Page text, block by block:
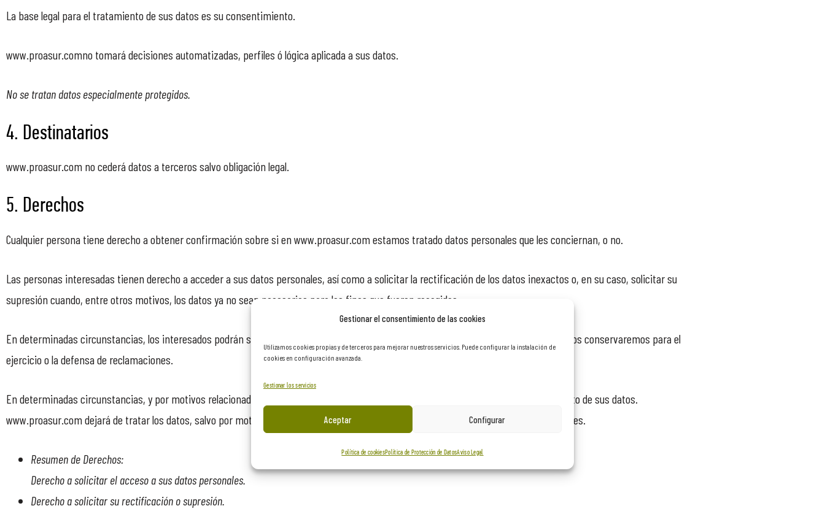
Gestionar el consentimiento de las cookies
Utilizamos cookies propias y de terceros para mejorar nuestros servicios. Puede configurar la instalación de
cookies en configuración avanzada.
Gestionar los servicios
Aceptar Configurar
Política de cookiesPolítica de Protección de DatosAviso Legal
La base legal para el tratamiento de sus datos es su consentimiento.
www.proasur.comno tomará decisiones automatizadas, perfiles ó lógica aplicada a sus datos.
No se tratan datos especialmente protegidos.
4. Destinatarios
www.proasur.com no cederá datos a terceros salvo obligación legal.
5. Derechos
Cualquier persona tiene derecho a obtener confirmación sobre si en www.proasur.com estamos tratado datos personales que les conciernan, o no.
Las personas interesadas tienen derecho a acceder a sus datos personales, así como a solicitar la rectificación de los datos inexactos o, en su caso, solicitar su
supresión cuando, entre otros motivos, los datos ya no sean necesarios para los fines que fueron recogidos.
En determinadas circunstancias, los interesados podrán solicitar la limitación del tratamiento de sus datos, en cuyo caso únicamente los conservaremos para el
ejercicio o la defensa de reclamaciones.
En determinadas circunstancias, y por motivos relacionados con su situación particular, los interesados podrán oponerse al tratamiento de sus datos.
www.proasur.com dejará de tratar los datos, salvo por motivos legítimos imperiosos, o el ejercicio o la defensa de posibles reclamaciones.
Resumen de Derechos:
Derecho a solicitar el acceso a sus datos personales.
Derecho a solicitar su rectificación o supresión.